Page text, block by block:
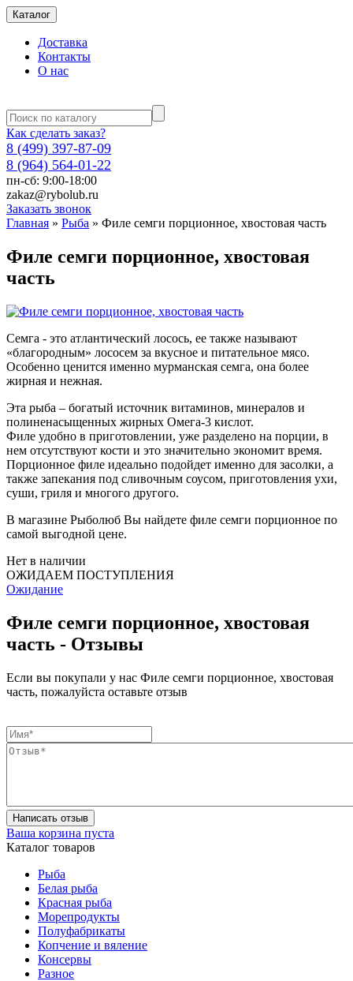
Каталог
Доставка
Контакты
О нас
Как сделать заказ?
8 (499) 397-87-09
8 (964) 564-01-22
пн-сб: 9:00-18:00
zakaz@rybolub.ru
Заказать звонок
Главная » Рыба » Филе семги порционное, хвостовая часть
Филе семги порционное, хвостовая
часть
Семга - это атлантический лосось, ее также называют
«благородным» лососем за вкусное и питательное мясо.
Особенно ценится именно мурманская семга, она более
жирная и нежная.
Эта рыба – богатый источник витаминов, минералов и
полиненасыщенных жирных Омега-3 кислот.
Филе удобно в приготовлении, уже разделено на порции, в
нем отсутствуют кости и это значительно экономит время.
Порционное филе идеально подойдет именно для засолки, а
также запекания под сливочным соусом, приготовления ухи,
суши, гриля и многого другого.
В магазине Рыболюб Вы найдете филе семги порционное по
самой выгодной цене.
Нет в наличии
ОЖИДАЕМ ПОСТУПЛЕНИЯ
Ожидание
Филе семги порционное, хвостовая
часть - Отзывы
Если вы покупали у нас Филе семги порционное, хвостовая
часть, пожалуйста оставьте отзыв
Написать отзыв
Ваша корзина пуста
Каталог товаров
Рыба
Белая рыба
Красная рыба
Морепродукты
Полуфабрикаты
Копчение и вяление
Консервы
Разное